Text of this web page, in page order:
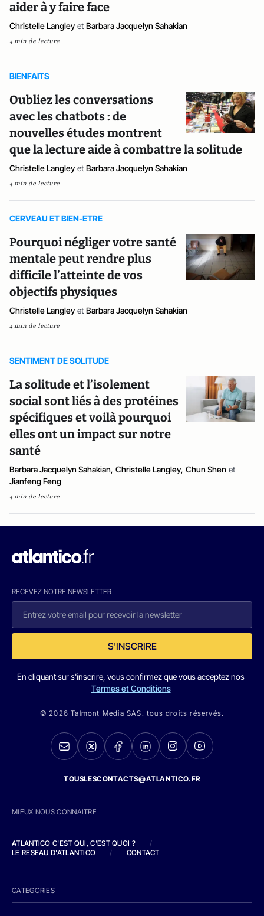
aider à y faire face
Christelle Langley et Barbara Jacquelyn Sahakian
4 min de lecture
BIENFAITS
Oubliez les conversations
avec les chatbots : de
nouvelles études montrent
que la lecture aide à combattre la solitude
Christelle Langley et Barbara Jacquelyn Sahakian
4 min de lecture
CERVEAU ET BIEN-ETRE
Pourquoi négliger votre santé
mentale peut rendre plus
difficile l’atteinte de vos
objectifs physiques
Christelle Langley et Barbara Jacquelyn Sahakian
4 min de lecture
SENTIMENT DE SOLITUDE
La solitude et l’isolement
social sont liés à des protéines
spécifiques et voilà pourquoi
elles ont un impact sur notre
santé
Barbara Jacquelyn Sahakian, Christelle Langley, Chun Shen et
Jianfeng Feng
4 min de lecture
RECEVEZ NOTRE NEWSLETTER
S'INSCRIRE
En cliquant sur s'inscrire, vous confirmez que vous acceptez nos
Termes et Conditions
© 2026 Talmont Media SAS. tous droits réservés.
TOUSLESCONTACTS@ATLANTICO.FR
MIEUX NOUS CONNAITRE
ATLANTICO C'EST QUI, C'EST QUOI ?
/
LE RESEAU D'ATLANTICO
/ CONTACT
CATEGORIES